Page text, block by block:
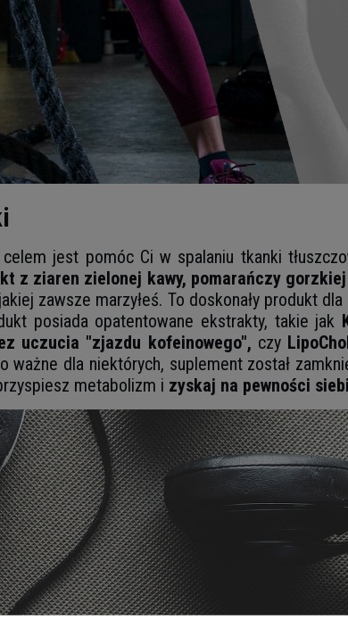
jest pomóc Ci w spalaniu tkanki
z ziaren zielonej kawy, pomarańczy
zawsze marzyłeś. To doskonały produkt
posiada opatentowane ekstrakty, takie jak
uczucia "zjazdu kofeinowego", czy
ważne dla niektórych, suplement został
metabolizm i zyskaj na pewności